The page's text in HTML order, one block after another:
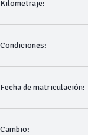
Kilometraje:
Condiciones:
Fecha de matriculación:
Cambio: